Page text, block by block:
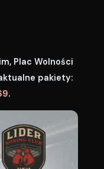
Plac Wolności
pakiety:
.